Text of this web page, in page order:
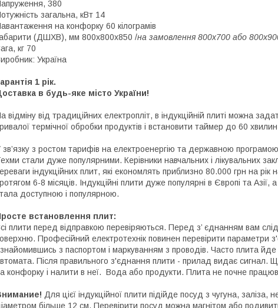
380
загальна, кВт 14
на конфорку 60 кілограмів
(ДШХВ), мм 800x800x850 /на замовлення 800х700 або
кг 70
Україна
1 рік.
в будь-яке місто України!
відміну від традиційних електропліт, в індукційній плиті можна
термічної обробки продуктів і встановити таймер до 60
зв’язку з ростом тарифів на електроенергію та державною
стали дуже популярними. Керівники навчальних і лікувальних
індукційних плит, які економлять приблизно 80.000 грн на рік
6-8 місяців. Індукційні плити дуже популярні в Європі та Азії,
доступною і популярною.
встановлення плит:
плити перед відправкою перевіряються. Перед з’ єднанням вам
Професійний електротехнік повинен перевірити параметри
з паспортом і маркуванням з проводів. Часто плита
Після правильного з'єднання плити - прилад видає сигнал.
конфорку і налити в неї. Вода або продукти. Плита не почне
Для цієї індукційної плити підійде посуд з чугуна, заліза,
більше 12 см. Перевірити посуд можна магнітом або